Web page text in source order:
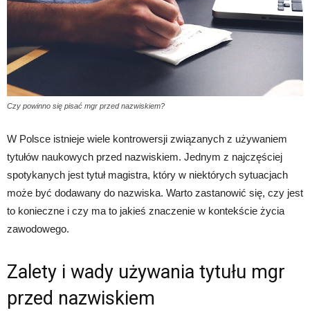
Czy powinno się pisać mgr przed nazwiskiem?
W Polsce istnieje wiele kontrowersji związanych z używaniem
tytułów naukowych przed nazwiskiem. Jednym z najczęściej
spotykanych jest tytuł magistra, który w niektórych sytuacjach
może być dodawany do nazwiska. Warto zastanowić się, czy jest
to konieczne i czy ma to jakieś znaczenie w kontekście życia
zawodowego.
Zalety i wady używania tytułu mgr
przed nazwiskiem